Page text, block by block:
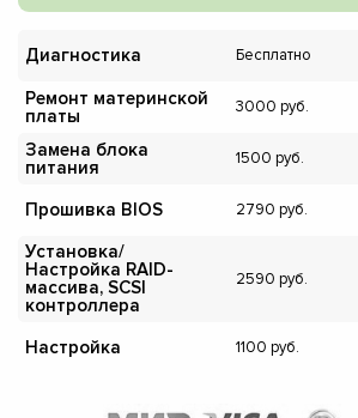
Диагностика Бесплатно
Ремонт материнской
платы
3000
Замена блока
питания
1500
Прошивка BIOS 2790
Установка/
Настройка RAID-
массива, SCSI
контроллера
2590
Настройка 1100